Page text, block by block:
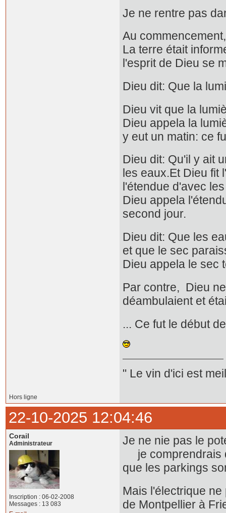
Je ne rentre pas
Au
La terre était
l'esprit de Dieu se
Dieu dit: Que la
Dieu vit que la
Dieu appela la
y eut un matin: ce
Dieu dit: Qu'il y ait
les eaux.Et Dieu
l'étendue d'avec
Dieu appela
second jour.
Dieu dit: Que les
et que le sec
Dieu appela le sec
Par contre, Dieu
déambulaient et
... Ce fut le début
" Le vin d'ici est
Hors ligne
22-10-2025 12:04:46
Corail
Administrateur
Inscription : 06-02-2008
Messages : 13 083
Je ne nie pas le
je comprendrais
que les parkings
Mais l'électrique
de Montpellier à